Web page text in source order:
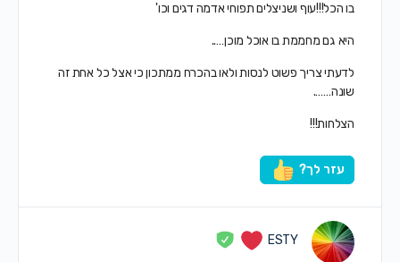
בו הכל!!!עוף ושניצלים תפוחי אדמה דגים וכו'
היא גם מחממת בו אוכל מוכן…..
לדעתי צריך פשוט לנסות ולאו בהכרח ממתכון כי אצל כל אחת זה
שונה…….
הצלחות!!!
עזר לך?
ESTY